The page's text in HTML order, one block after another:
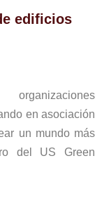
edificios
en asociación
un mundo más
del US Green